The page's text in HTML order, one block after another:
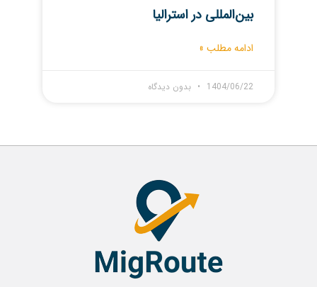
بین‌المللی در استرالیا
ادامه مطلب »
1404/06/22 بدون دیدگاه